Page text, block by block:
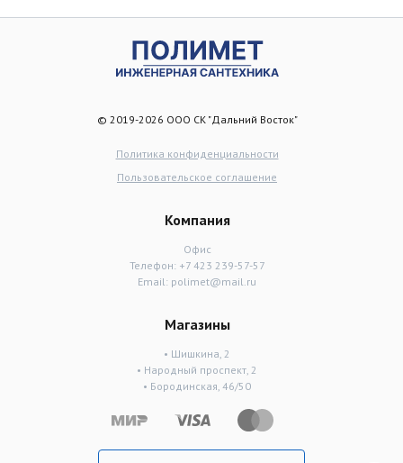
© 2019-2026 ООО СК "Дальний Восток"
Политика конфиденциальности
Пользовательское соглашение
Компания
Офис
Телефон: +7 423 239-57-57
Email: polimet@mail.ru
Магазины
• Шишкина, 2
• Народный проспект, 2
• Бородинская, 46/50